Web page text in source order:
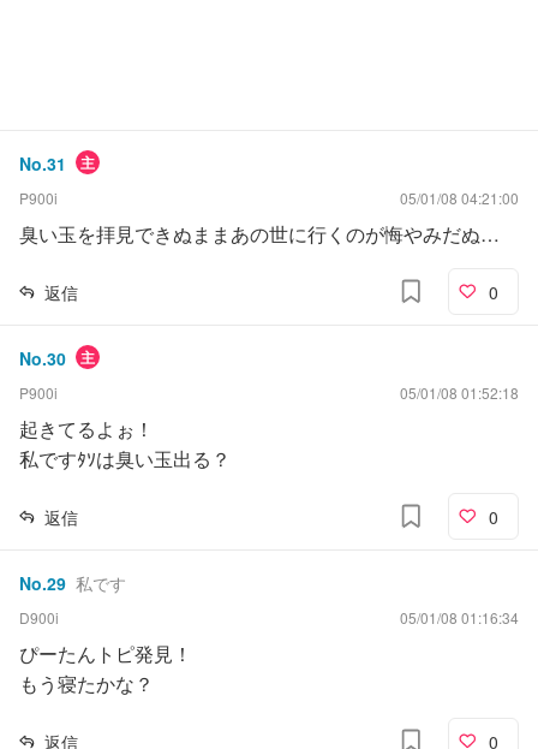
No.31 主
P900i 05/01/08 04:21:00
臭い玉を拝見できぬままあの世に行くのが悔やみだぬ…
返信 0
No.30 主
P900i 05/01/08 01:52:18
起きてるよぉ！
私ですﾀｿは臭い玉出る？
返信 0
No.29 私です
D900i 05/01/08 01:16:34
ぴーたんトピ発見！
もう寝たかな？
返信 0